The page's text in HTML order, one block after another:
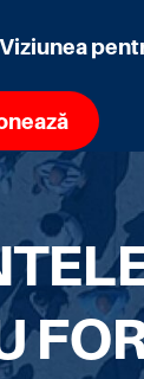
Viziunea